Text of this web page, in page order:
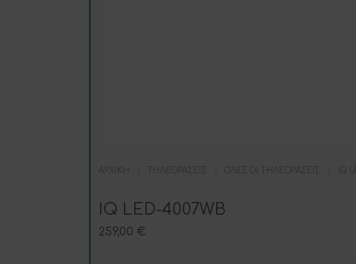
ΑΡΧΙΚΉ ΤΗΛΕΟΡΆΣΕΙΣ ΌΛΕΣ ΟΙ ΤΗΛΕΟΡΆΣΕΙΣ IQ
IQ LED-4007WB
259,00 €